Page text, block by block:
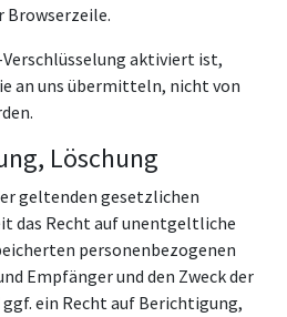
Browserzeile.
Verschlüsselung aktiviert ist,
an uns übermitteln, nicht von
Löschung
geltenden gesetzlichen
das Recht auf unentgeltliche
personenbezogenen
Empfänger und den Zweck der
ein Recht auf Berichtigung,